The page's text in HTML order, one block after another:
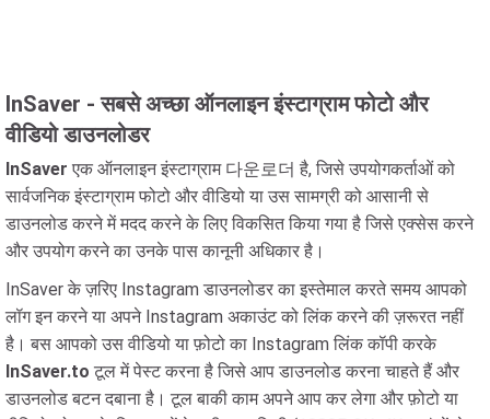
InSaver - सबसे अच्छा ऑनलाइन इंस्टाग्राम फोटो और
वीडियो डाउनलोडर
InSaver एक ऑनलाइन इंस्टाग्राम 다운로더 है, जिसे उपयोगकर्ताओं को
सार्वजनिक इंस्टाग्राम फोटो और वीडियो या उस सामग्री को आसानी से
डाउनलोड करने में मदद करने के लिए विकसित किया गया है जिसे एक्सेस करने
और उपयोग करने का उनके पास कानूनी अधिकार है।
InSaver के ज़रिए Instagram डाउनलोडर का इस्तेमाल करते समय आपको
लॉग इन करने या अपने Instagram अकाउंट को लिंक करने की ज़रूरत नहीं
है। बस आपको उस वीडियो या फ़ोटो का Instagram लिंक कॉपी करके
InSaver.to टूल में पेस्ट करना है जिसे आप डाउनलोड करना चाहते हैं और
डाउनलोड बटन दबाना है। टूल बाकी काम अपने आप कर लेगा और फ़ोटो या